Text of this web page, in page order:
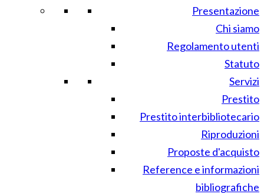
Presentazione
Chi siamo
Regolamento utenti
Statuto
Servizi
Prestito
Prestito interbibliotecario
Riproduzioni
Proposte d'acquisto
Reference e informazioni
bibliografiche